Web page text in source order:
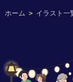
ホーム > イラスト一